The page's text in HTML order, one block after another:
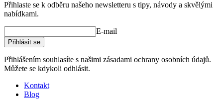
Přihlaste se k odběru našeho newsletteru s tipy, návody a skvělými
nabídkami.
E-mail
Přihlásit se
Přihlášením souhlasíte s našimi zásadami ochrany osobních údajů.
Můžete se kdykoli odhlásit.
Kontakt
Blog